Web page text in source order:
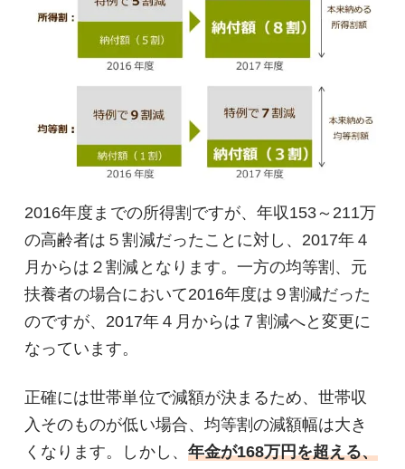
2016年度までの所得割ですが、年収153～211万
の高齢者は５割減だったことに対し、2017年４
月からは２割減となります。一方の均等割、元
扶養者の場合において2016年度は９割減だった
のですが、2017年４月からは７割減へと変更に
なっています。
正確には世帯単位で減額が決まるため、世帯収
入そのものが低い場合、均等割の減額幅は大き
くなります。しかし、 年金が168万円を超える、